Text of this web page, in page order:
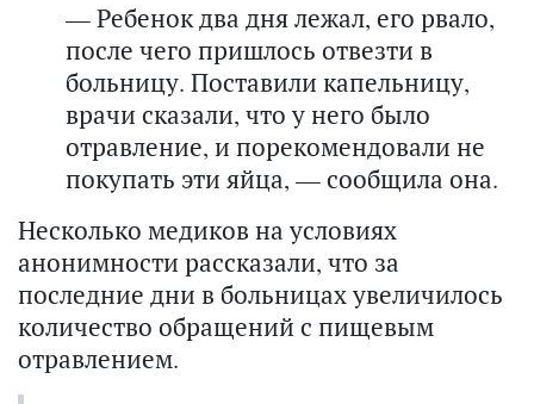
— Ребенок два дня лежал, его рвало,
после чего пришлось отвезти в
больницу. Поставили капельницу,
врачи сказали, что у него было
отравление, и порекомендовали не
покупать эти яйца, — сообщила она.
Несколько медиков на условиях
анонимности рассказали, что за
последние дни в больницах увеличилось
количество обращений с пищевым
отравлением.